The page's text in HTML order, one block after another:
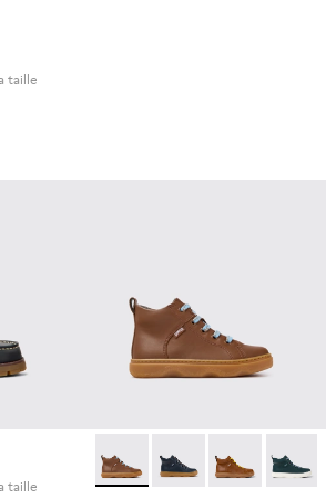
taille
taille
Kiddo - K900189-028 -
Kiddo - K900189-
Kiddo -Kiddo